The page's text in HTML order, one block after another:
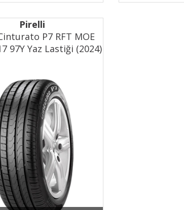
Pirelli
P7 RFT MOE
97Y Yaz Lastiği (2024)